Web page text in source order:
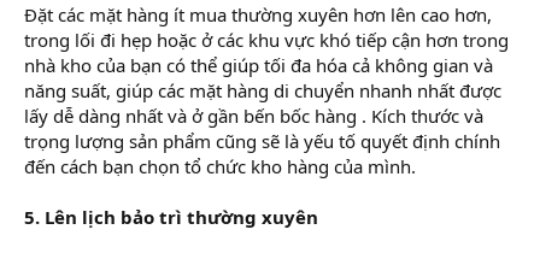
Đặt các mặt hàng ít mua thường xuyên hơn lên cao hơn,
trong lối đi hẹp hoặc ở các khu vực khó tiếp cận hơn trong
nhà kho của bạn có thể giúp tối đa hóa cả không gian và
năng suất, giúp các mặt hàng di chuyển nhanh nhất được
lấy dễ dàng nhất và ở gần bến bốc hàng . Kích thước và
trọng lượng sản phẩm cũng sẽ là yếu tố quyết định chính
đến cách bạn chọn tổ chức kho hàng của mình.
5. Lên lịch bảo trì thường xuyên